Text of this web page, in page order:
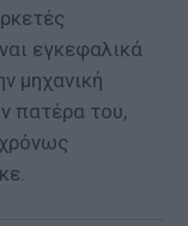
εγκεφαλικά
μηχανική
πατέρα του,